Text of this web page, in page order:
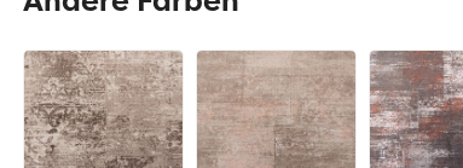
Teppich Rot
Zur Kategorie Teppich Sorten